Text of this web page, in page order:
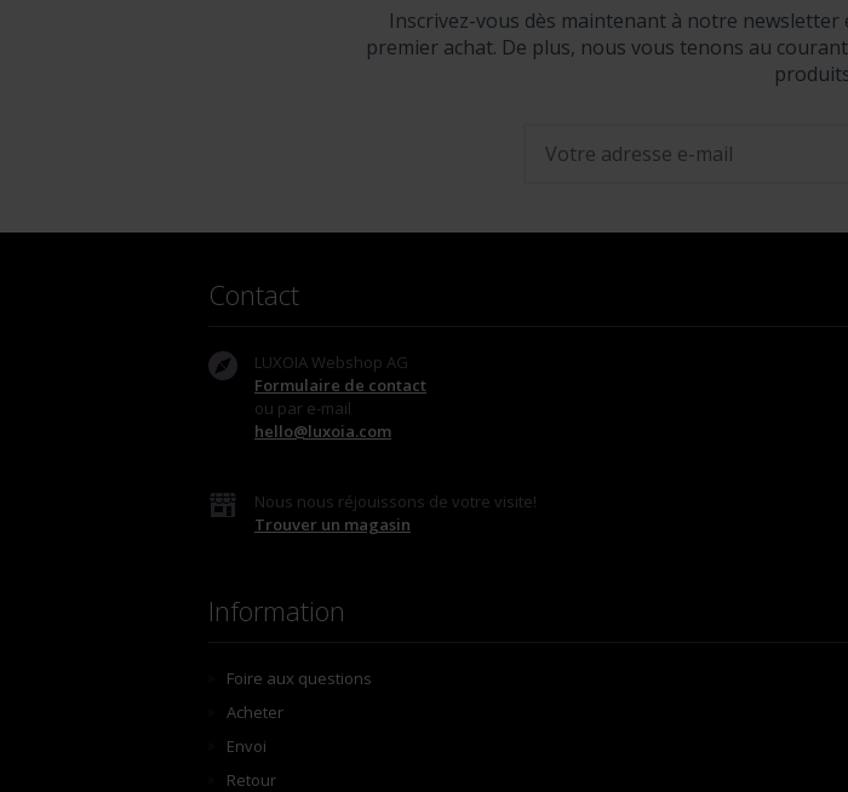
Inscrivez-vous dès maintenant à notre
premier achat. De plus, nous vous tenons au
Contact
LUXOIA Webshop AG
Formulaire de contact
ou par e-mail
hello@luxoia.com
Nous nous réjouissons de votre visite!
Trouver un magasin
Information
Foire aux questions
Acheter
Envoi
Retour